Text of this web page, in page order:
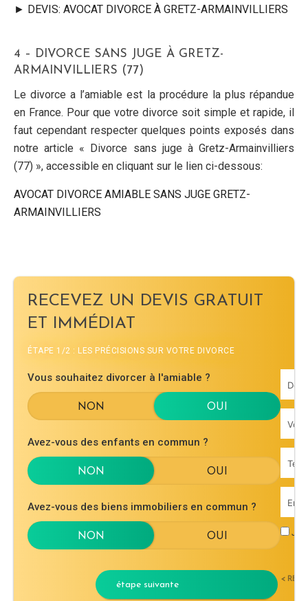
► DEVIS: AVOCAT DIVORCE À GRETZ-ARMAINVILLIERS
4 – DIVORCE SANS JUGE À GRETZ-
ARMAINVILLIERS (77)
Le divorce a l’amiable est la procédure la plus répandue
en France. Pour que votre divorce soit simple et rapide, il
faut cependant respecter quelques points exposés dans
notre article « Divorce sans juge à Gretz-Armainvilliers
(77) », accessible en cliquant sur le lien ci-dessous:
AVOCAT DIVORCE AMIABLE SANS JUGE GRETZ-
ARMAINVILLIERS
RECEVEZ UN DEVIS GRATUIT
ET IMMÉDIAT
ÉTAPE 1/2 : LES PRÉCISIONS SUR VOTRE DIVORCE
Vous souhaitez divorcer à l'amiable ?
Avez-vous des enfants en commun ?
Avez-vous des biens immobiliers en commun ?
étape suivante <